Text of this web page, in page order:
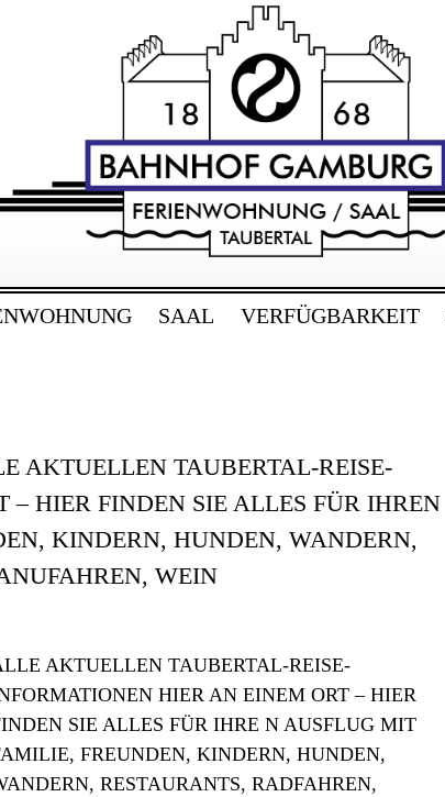
SAAL VERFÜGBARKEIT
AKTUELLEN TAUBERTAL-REISE-
HIER FINDEN SIE ALLES FÜR IHREN
KINDERN, HUNDEN, WANDERN,
WEIN
AKTUELLEN TAUBERTAL-REISE-
HIER AN EINEM ORT – HIER
SIE ALLES FÜR IHRE N AUSFLUG MIT
FREUNDEN, KINDERN, HUNDEN,
RESTAURANTS, RADFAHREN,